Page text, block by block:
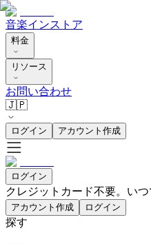
音楽インストア
料金
リソース
お問い合わせ
🇯🇵
ログイン アカウント作成
ログイン
クレジットカード不要。いつ
アカウント作成 ログイン
探す